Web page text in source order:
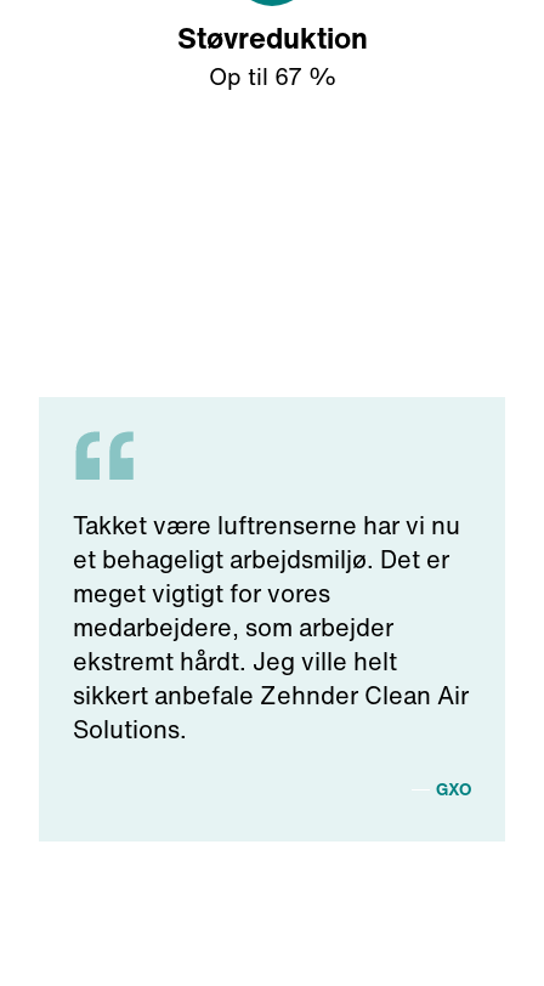
Støvreduktion
Op til 67 %
Takket være luftrenserne har vi nu
et behageligt arbejdsmiljø. Det er
meget vigtigt for vores
medarbejdere, som arbejder
ekstremt hårdt. Jeg ville helt
sikkert anbefale Zehnder Clean Air
Solutions.
GXO